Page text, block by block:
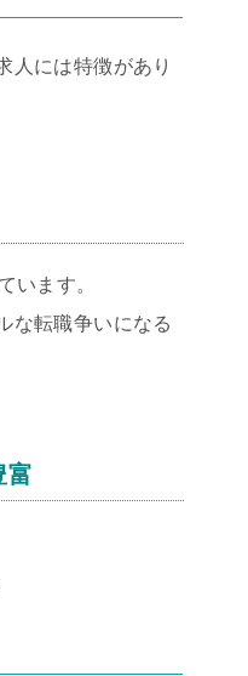
人には特徴があり
います。
な転職争いになる
富